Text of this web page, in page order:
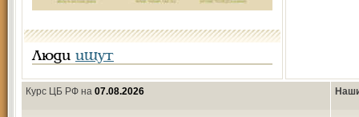
Люди ищут
Курс ЦБ РФ на 07.08.2026